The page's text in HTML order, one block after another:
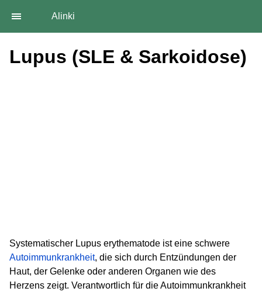
Alinki
Lupus (SLE & Sarkoidose)
Systematischer Lupus erythematode ist eine schwere
Autoimmunkrankheit, die sich durch Entzündungen der
Haut, der Gelenke oder anderen Organen wie des
Herzens zeigt. Verantwortlich für die Autoimmunkrankheit